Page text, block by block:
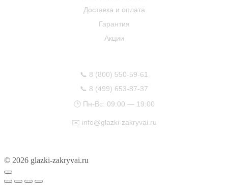
Доставка и оплата
Гарантия
Акции
📞 8 (800) 550-59-61
📞 8 (499) 653-87-37
🕒 Пн-Вс: 09:00 — 19:00
✉️ info@glazki-zakryvai.ru
© 2026 glazki-zakryvai.ru